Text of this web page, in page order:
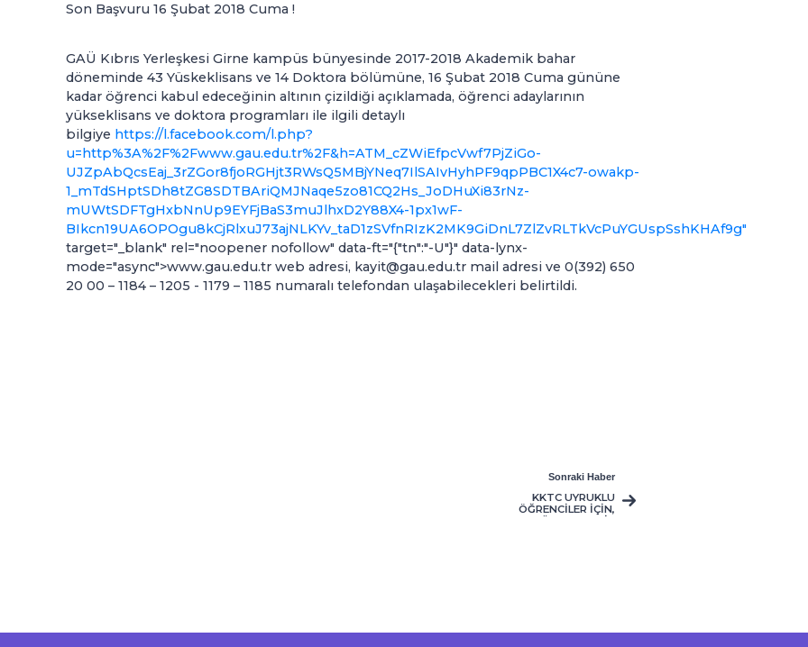
Son Başvuru 16 Şubat 2018 Cuma !
GAÜ Kıbrıs Yerleşkesi Girne kampüs bünyesinde 2017-2018 Akademik bahar
döneminde 43 Yüskeklisans ve 14 Doktora bölümüne, 16 Şubat 2018 Cuma gününe
kadar öğrenci kabul edeceğinin altının çizildiği açıklamada, öğrenci adaylarının
yükseklisans ve doktora programları ile ilgili detaylı
bilgiye https://l.facebook.com/l.php?
u=http%3A%2F%2Fwww.gau.edu.tr%2F&h=ATM_cZWiEfpcVwf7PjZiGo-
UJZpAbQcsEaj_3rZGor8fjoRGHjt3RWsQ5MBjYNeq7IlSAIvHyhPF9qpPBC1X4c7-owakp-
1_mTdSHptSDh8tZG8SDTBAriQMJNaqe5zo81CQ2Hs_JoDHuXi83rNz-
mUWtSDFTgHxbNnUp9EYFjBaS3muJlhxD2Y88X4-1px1wF-
BIkcn19UA6OPOgu8kCjRlxuJ73ajNLKYv_taD1zSVfnRIzK2MK9GiDnL7ZlZvRLTkVcPuYGUspSshKHAf9g"
target="_blank" rel="noopener nofollow" data-ft="{"tn":"-U"}" data-lynx-
mode="async">www.gau.edu.tr web adresi, kayit@gau.edu.tr mail adresi ve 0(392) 650
20 00 – 1184 – 1205 - 1179 – 1185 numaralı telefondan ulaşabilecekleri belirtildi.
Sonraki Haber
KKTC UYRUKLU
ÖĞRENCİLER İÇİN,